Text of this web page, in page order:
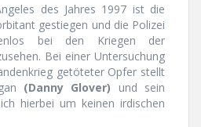
des Jahres 1997 ist die
gestiegen und die Polizei
bei den Kriegen der
Bei einer Untersuchung
getöteter Opfer stellt
(Danny Glover) und sein
hierbei um keinen irdischen